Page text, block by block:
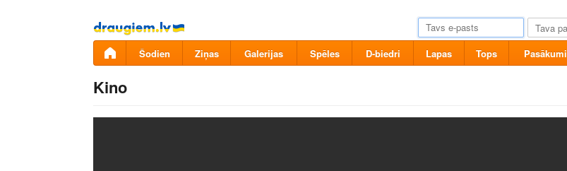
Pāriet
uz
saturu
Šodien Ziņas Galerijas Spēles D-biedri Lapas Tops Pasākumi
Kino